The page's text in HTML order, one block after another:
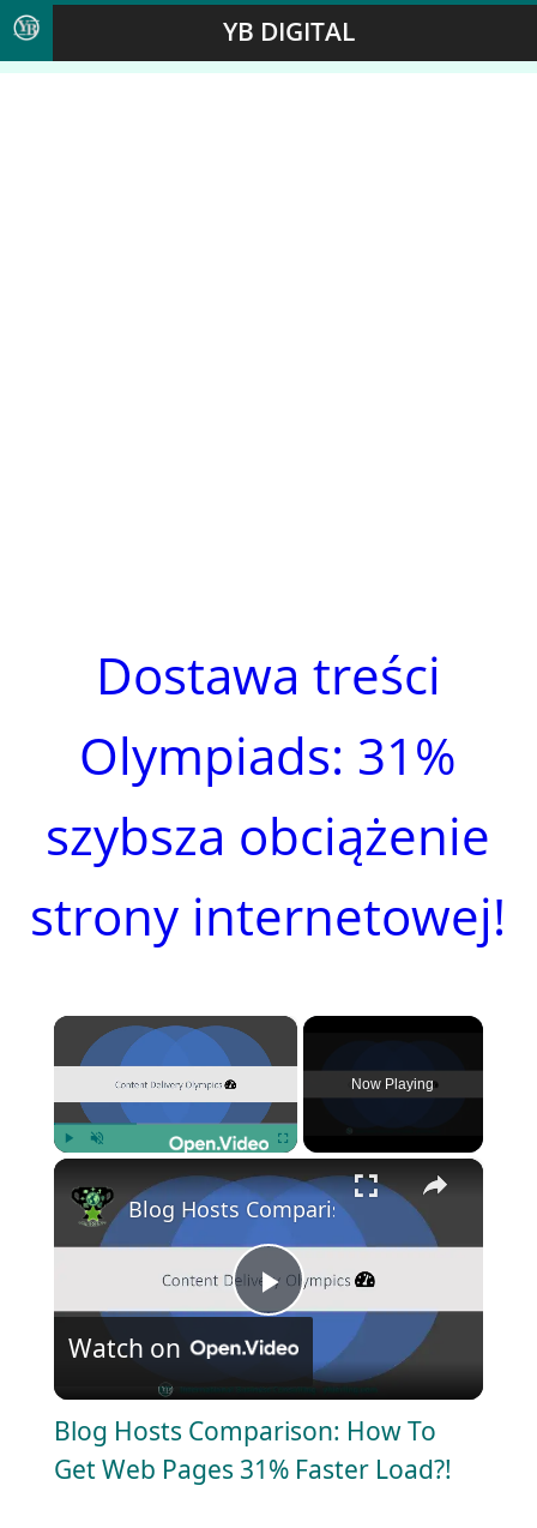
YB DIGITAL
Dostawa treści
Olympiads: 31%
szybsza obciążenie
strony internetowej!
×
Now Playing
×
P
l
a
Blog Hosts Comparison: How To Get
Watch on
Blog Hosts Comparison: How To
Get Web Pages 31% Faster Load?!